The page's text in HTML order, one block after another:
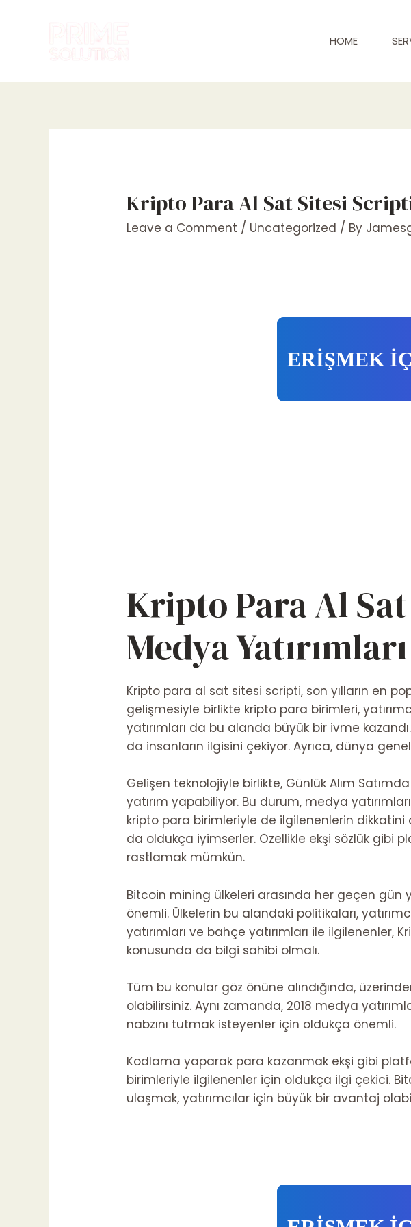
HOME
Kripto Para Al Sat Sitesi Scripti
Leave a Comment / Uncategorized / By
ERİŞMEK
Kripto Para Al
Medya Yatırımları
Kripto para al sat sitesi scripti, son yılların en
gelişmesiyle birlikte kripto para birimleri,
yatırımları da bu alanda büyük bir ivme
da insanların ilgisini çekiyor. Ayrıca, dünya
Gelişen teknolojiyle birlikte, Günlük Alım
yatırım yapabiliyor. Bu durum, medya
kripto para birimleriyle de ilgilenenlerin
da oldukça iyimserler. Özellikle ekşi sözlük gibi
rastlamak mümkün.
Bitcoin mining ülkeleri arasında her geçen
önemli. Ülkelerin bu alandaki politikaları,
yatırımları ve bahçe yatırımları ile ilgilenenler,
konusunda da bilgi sahibi olmalı.
Tüm bu konular göz önüne alındığında,
olabilirsiniz. Aynı zamanda, 2018 medya
nabzını tutmak isteyenler için oldukça önemli.
Kodlama yaparak para kazanmak ekşi gibi
birimleriyle ilgilenenler için oldukça ilgi çekici.
ulaşmak, yatırımcılar için büyük bir avantaj